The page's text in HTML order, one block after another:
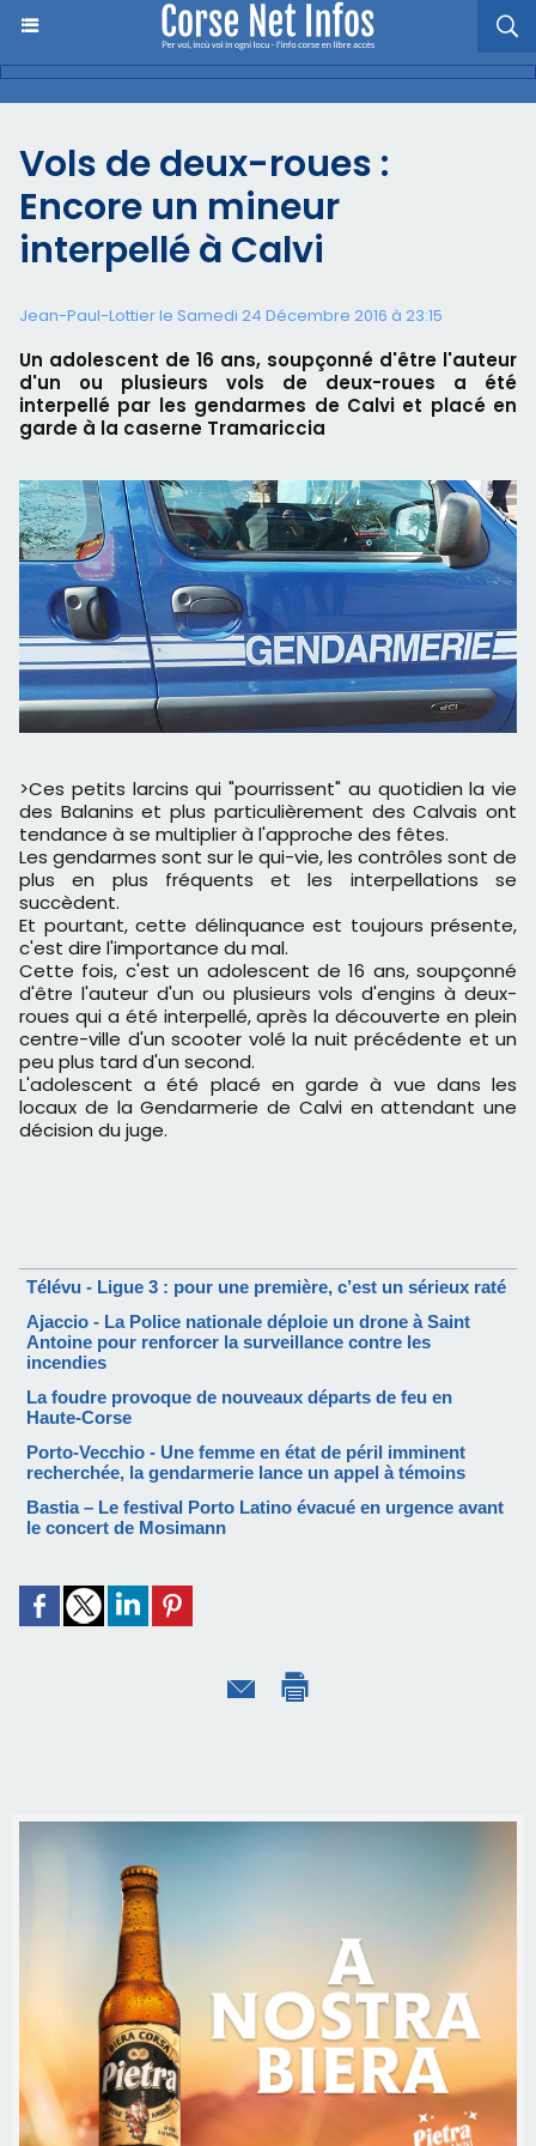
Vols de deux-roues :
Encore un mineur
interpellé à Calvi
Jean-Paul-Lottier le Samedi 24 Décembre 2016 à 23:15
Un adolescent de 16 ans, soupçonné d'être l'auteur
d'un ou plusieurs vols de deux-roues a été
interpellé par les gendarmes de Calvi et placé en
garde à la caserne Tramariccia
>Ces petits larcins qui "pourrissent" au quotidien la vie
des Balanins et plus particulièrement des Calvais ont
tendance à se multiplier à l'approche des fêtes.
Les gendarmes sont sur le qui-vie, les contrôles sont de
plus en plus fréquents et les interpellations se
succèdent.
Et pourtant, cette délinquance est toujours présente,
c'est dire l'importance du mal.
Cette fois, c'est un adolescent de 16 ans, soupçonné
d'être l'auteur d'un ou plusieurs vols d'engins à deux-
roues qui a été interpellé, après la découverte en plein
centre-ville d'un scooter volé la nuit précédente et un
peu plus tard d'un second.
L'adolescent a été placé en garde à vue dans les
locaux de la Gendarmerie de Calvi en attendant une
décision du juge.
Télévu - Ligue 3 : pour une première, c’est un sérieux raté
Ajaccio - La Police nationale déploie un drone à Saint
Antoine pour renforcer la surveillance contre les
incendies
La foudre provoque de nouveaux départs de feu en
Haute-Corse
Porto-Vecchio - Une femme en état de péril imminent
recherchée, la gendarmerie lance un appel à témoins
Bastia – Le festival Porto Latino évacué en urgence avant
le concert de Mosimann